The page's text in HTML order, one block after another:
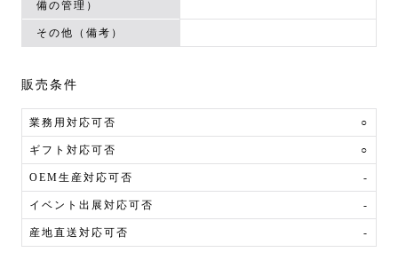
備の管理）
その他（備考）
販売条件
業務用対応可否 ○
ギフト対応可否 ○
OEM生産対応可否 -
イベント出展対応可否 -
産地直送対応可否 -